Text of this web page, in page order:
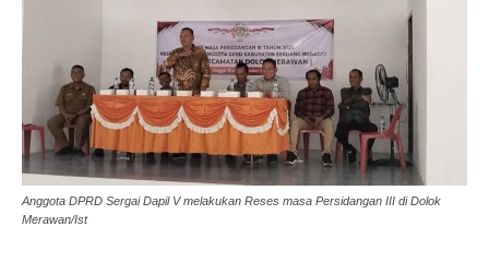
Anggota DPRD Sergai Dapil V melakukan Reses masa Persidangan III di Dolok
Merawan/Ist